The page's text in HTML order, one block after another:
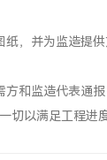
，并为监造提
和监造代表通
切以满足工程进